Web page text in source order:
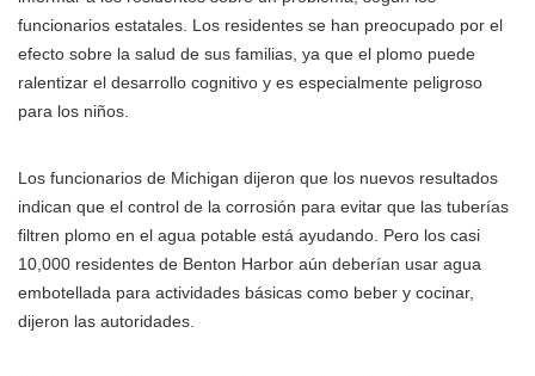
funcionarios estatales. Los residentes se han preocupado por el
efecto sobre la salud de sus familias, ya que el plomo puede
ralentizar el desarrollo cognitivo y es especialmente peligroso
para los niños.
Los funcionarios de Michigan dijeron que los nuevos resultados
indican que el control de la corrosión para evitar que las tuberías
filtren plomo en el agua potable está ayudando. Pero los casi
10,000 residentes de Benton Harbor aún deberían usar agua
embotellada para actividades básicas como beber y cocinar,
dijeron las autoridades.